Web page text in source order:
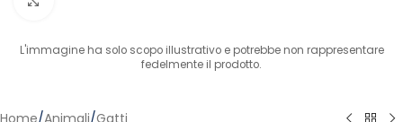
L'immagine ha solo scopo illustrativo e potrebbe non rappresentare
fedelmente il prodotto.
Home/Animali/Gatti